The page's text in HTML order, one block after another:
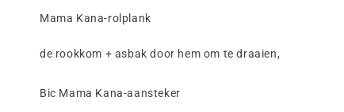
Mama Kana-rolplank
de rookkom + asbak door hem om te draaien,
Bic Mama Kana-aansteker